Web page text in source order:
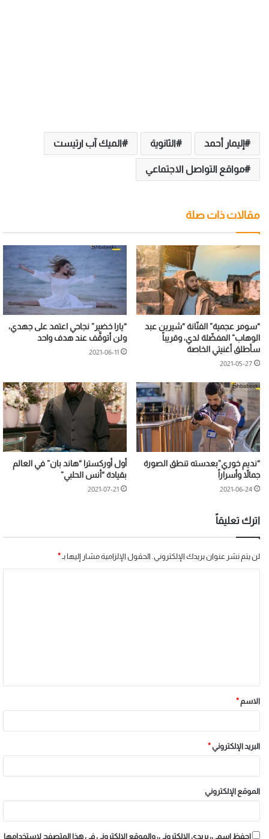
إليمار أحمد الثانوية الميك آب ارتيست
مواقع التواصل الاجتماعي
مقالات ذات صلة
“سومر عجمية” الفنّانة “شيرين عبد
الوهاب” المفضّلة لدي، وقريباً
سأطلق أغنيتي الخاصة
2021-05-27
“يارا خضير” نجاحي اعتمد على جهدي،
ولن أتوقَّف عند هدف واحد
2021-06-11
“نديم خوري”بعدسته تنطق الصورة
جمالاً وأسراراً
2021-06-24
أول أوركسترا “هاند بان” في العالم
بقيادة “أنس الحلبي”
2021-07-21
اترك تعليقاً
لن يتم نشر عنوان بريدك الإلكتروني. الحقول الإلزامية مشار إليها بـ *
الاسم *
البريد الإلكتروني *
الموقع الإلكتروني
احفظ اسمي، بريدي الإلكتروني، والموقع الإلكتروني في هذا المتصفح لاستخدامها